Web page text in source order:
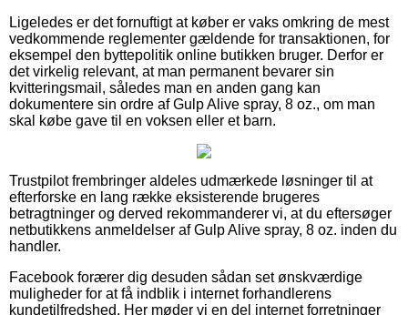
Ligeledes er det fornuftigt at køber er vaks omkring de mest
vedkommende reglementer gældende for transaktionen, for
eksempel den byttepolitik online butikken bruger. Derfor er
det virkelig relevant, at man permanent bevarer sin
kvitteringsmail, således man en anden gang kan
dokumentere sin ordre af Gulp Alive spray, 8 oz., om man
skal købe gave til en voksen eller et barn.
Trustpilot frembringer aldeles udmærkede løsninger til at
efterforske en lang række eksisterende brugeres
betragtninger og derved rekommanderer vi, at du eftersøger
netbutikkens anmeldelser af Gulp Alive spray, 8 oz. inden du
handler.
Facebook forærer dig desuden sådan set ønskværdige
muligheder for at få indblik i internet forhandlerens
kundetilfredshed. Her møder vi en del internet forretninger